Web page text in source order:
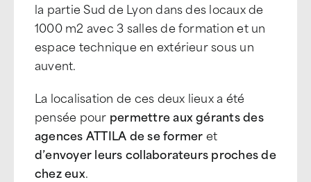
la partie Sud de Lyon dans des locaux de
1000 m2 avec 3 salles de formation et un
espace technique en extérieur sous un
auvent.
La localisation de ces deux lieux a été
pensée pour permettre aux gérants des
agences ATTILA de se formeret
d’envoyer leurs collaborateurs proches de
chez eux.